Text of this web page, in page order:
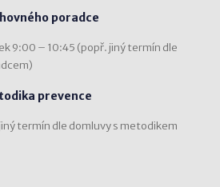
poradce
9:00 – 10:45 (popř. jiný termín dle
prevence
termín dle domluvy s metodikem